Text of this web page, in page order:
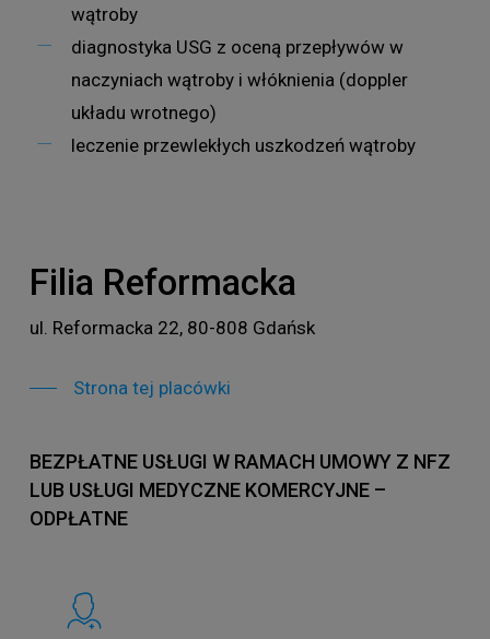
wątroby
diagnostyka USG z oceną przepływów w
naczyniach wątroby i włóknienia (doppler
układu wrotnego)
leczenie przewlekłych uszkodzeń wątroby
Filia Reformacka
ul. Reformacka 22, 80-808 Gdańsk
Strona tej placówki
BEZPŁATNE USŁUGI W RAMACH UMOWY Z NFZ
LUB USŁUGI MEDYCZNE KOMERCYJNE –
ODPŁATNE